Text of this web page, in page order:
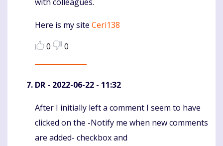
Here is my site Ceri138
0
0
DR - 2022-06-22 - 11:32
Komentaras
After I initially left a comment I seem to have
clicked on the -Notify me when new comments
are added- checkbox and